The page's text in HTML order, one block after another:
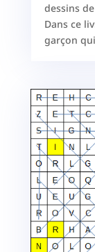
dessins
Dans ce
garçon